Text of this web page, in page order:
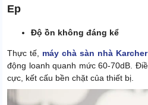
Ep
Độ ồn không đáng kể
Thực tế, máy chà sàn nhà Karcher
động loanh quanh mức 60-70dB.
cực, kết cấu bền chặt của thiết bị.